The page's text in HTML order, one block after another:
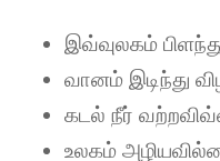
இவ்வுலகம்
வானம் இடிந்து
கடல் நீர்
உலகம்